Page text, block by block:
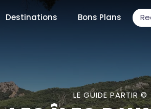
Destinations Bons Plans
LE GUIDE PARTIR ©